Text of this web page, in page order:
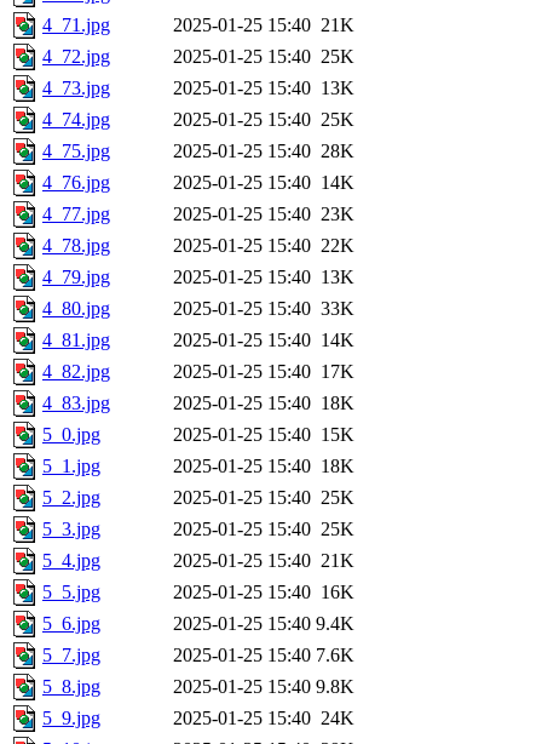
4_71.jpg
2025-01-25 15:40 21K
4_72.jpg
2025-01-25 15:40 25K
4_73.jpg
2025-01-25 15:40 13K
4_74.jpg
2025-01-25 15:40 25K
4_75.jpg
2025-01-25 15:40 28K
4_76.jpg
2025-01-25 15:40 14K
4_77.jpg
2025-01-25 15:40 23K
4_78.jpg
2025-01-25 15:40 22K
4_79.jpg
2025-01-25 15:40 13K
4_80.jpg
2025-01-25 15:40 33K
4_81.jpg
2025-01-25 15:40 14K
4_82.jpg
2025-01-25 15:40 17K
4_83.jpg
2025-01-25 15:40 18K
5_0.jpg
2025-01-25 15:40 15K
5_1.jpg
2025-01-25 15:40 18K
5_2.jpg
2025-01-25 15:40 25K
5_3.jpg
2025-01-25 15:40 25K
5_4.jpg
2025-01-25 15:40 21K
5_5.jpg
2025-01-25 15:40 16K
5_6.jpg
2025-01-25 15:40 9.4K
5_7.jpg
2025-01-25 15:40 7.6K
5_8.jpg
2025-01-25 15:40 9.8K
5_9.jpg
2025-01-25 15:40 24K